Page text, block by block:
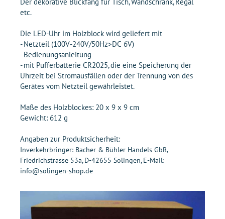
Der dekorative Blickfang für Tisch, Wandschrank, Regal
etc.
Die LED-Uhr im Holzblock wird geliefert mit
- Netzteil (100V-240V/50Hz>DC 6V)
- Bedienungsanleitung
- mit Pufferbatterie CR2025, die eine Speicherung der
Uhrzeit bei Stromausfällen oder der Trennung von des
Gerätes vom Netzteil gewährleistet.
Maße des Holzblockes: 20 x 9 x 9 cm
Gewicht: 612 g
Angaben zur Produktsicherheit:
Inverkehrbringer: Bacher & Bühler Handels GbR,
Friedrichstrasse 53a, D-42655 Solingen, E-Mail:
info@solingen-shop.de